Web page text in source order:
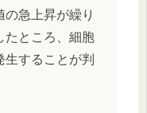
急上昇が繰り
たところ、細胞
することが判